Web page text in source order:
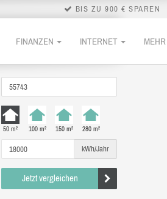
BIS ZU 900 € SPAREN
FINANZEN INTERNET MEHR
50 m² 100 m² 150 m² 280 m²
kWh/Jahr
Jetzt vergleichen